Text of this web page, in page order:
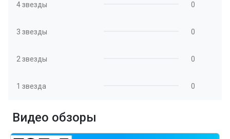
4 звезды 0
3 звезды 0
2 звезды 0
1 звезда 0
Видео обзоры